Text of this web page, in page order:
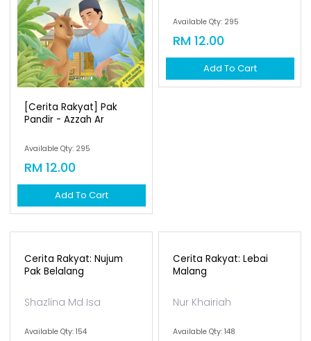
[cerita Rakyat] Pak
Pandir - Azzah Ar
Available Qty: 295
RM 12.00
Add To Cart
Available Qty: 295
RM 12.00
Add To Cart
Cerita Rakyat: Nujum
Pak Belalang
Shazlina Md Isa
Available Qty: 154
Cerita Rakyat: Lebai
Malang
Nur Khairiah
Available Qty: 148